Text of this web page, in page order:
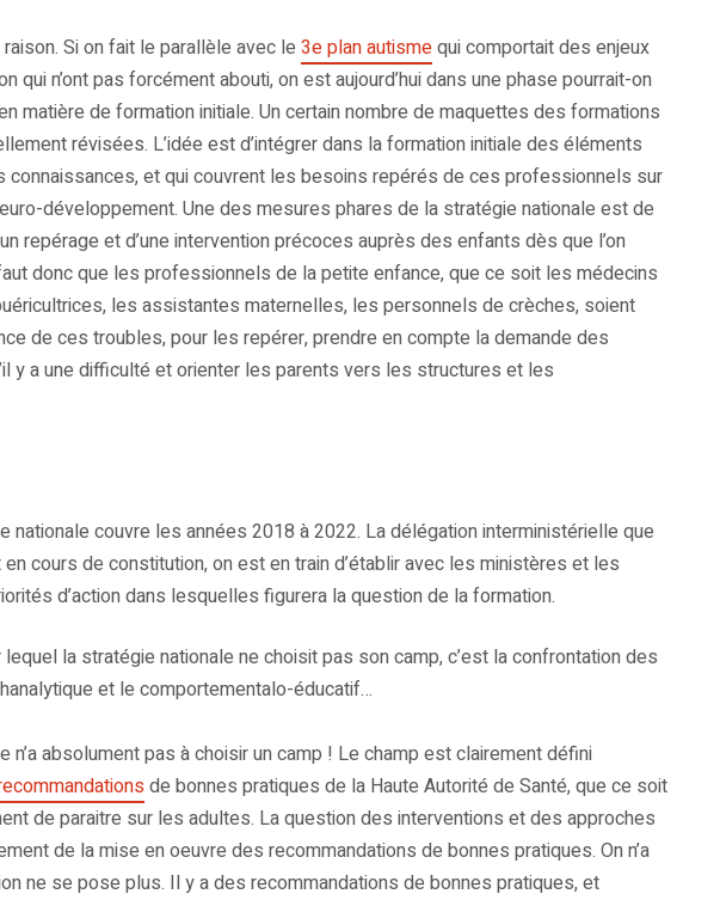
Si on fait le parallèle avec le 3e plan autismequi comportait des enjeux
qui n’ont pas forcément abouti, on est aujourd’hui dans une phase pourrait-on
matière de formation initiale. Un certain nombre de maquettes des formations
révisées. L’idée est d’intégrer dans la formation initiale des éléments
connaissances, et qui couvrent les besoins repérés de ces professionnels sur
développement. Une des mesures phares de la stratégie nationale est de
repérage et d’une intervention précoces auprès des enfants dès que l’on
donc que les professionnels de la petite enfance, que ce soit les médecins
les assistantes maternelles, les personnels de crèches, soient
de ces troubles, pour les repérer, prendre en compte la demande des
y a une difficulté et orienter les parents vers les structures et les
nationale couvre les années 2018 à 2022. La délégation interministérielle que
cours de constitution, on est en train d’établir avec les ministères et les
d’action dans lesquelles figurera la question de la formation.
la stratégie nationale ne choisit pas son camp, c’est la confrontation des
et le comportementalo-éducatif…
n’a absolument pas à choisir un camp ! Le champ est clairement défini
de bonnes pratiques de la Haute Autorité de Santé, que ce soit
de paraitre sur les adultes. La question des interventions et des approches
de la mise en oeuvre des recommandations de bonnes pratiques. On n’a
ne se pose plus. Il y a des recommandations de bonnes pratiques, et